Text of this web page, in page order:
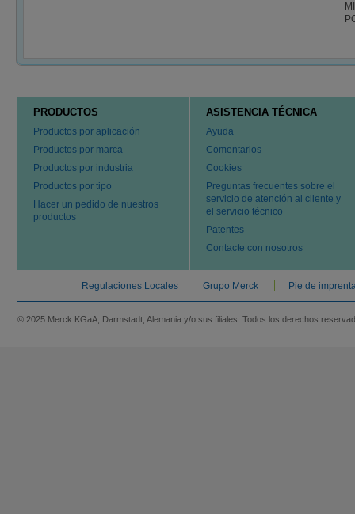
PRODUCTOS
Productos por aplicación
Productos por marca
Productos por industria
Productos por tipo
Hacer un pedido de nuestros
productos
ASISTENCIA TÉCNICA
Ayuda
Comentarios
Cookies
Preguntas frecuentes sobre el
servicio de atención al cliente y
el servicio técnico
Patentes
Contacte con nosotros
Regulaciones Locales Grupo Merck Pie de
© 2025 Merck KGaA, Darmstadt, Alemania y/o sus filiales. Todos los derechos